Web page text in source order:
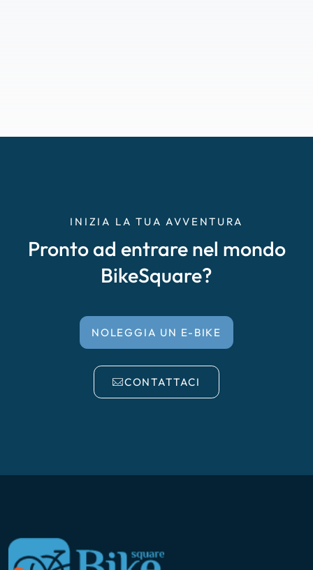
INIZIA LA TUA AVVENTURA
Pronto ad entrare nel mondo
BikeSquare?
NOLEGGIA UN E-BIKE
CONTATTACI